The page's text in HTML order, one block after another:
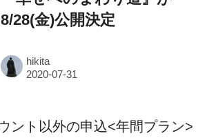
8/28(金)公開決定
hikita